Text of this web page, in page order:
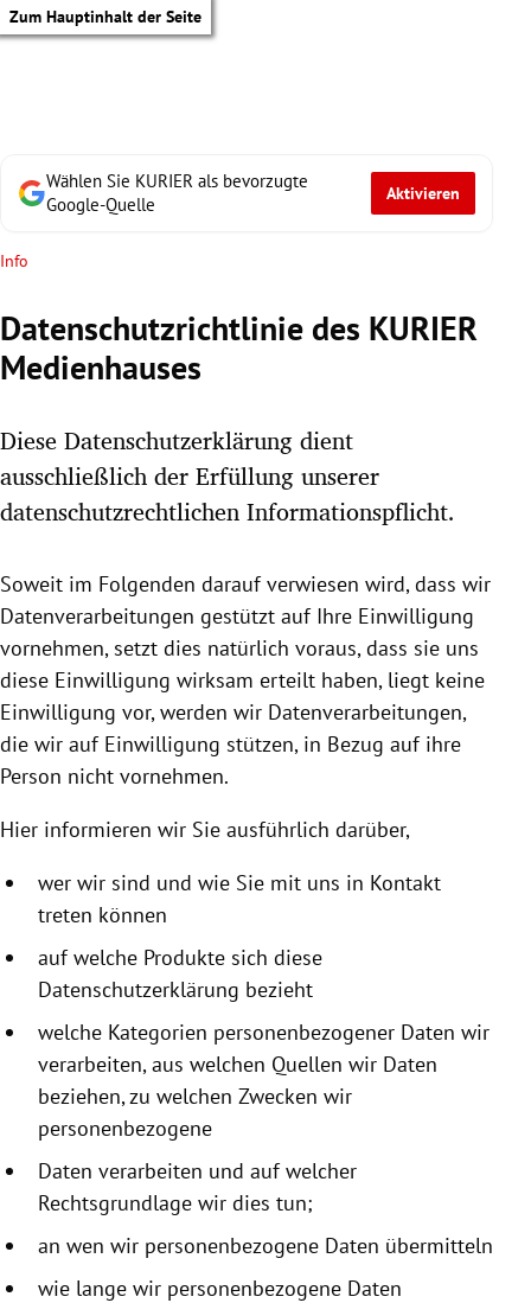
Zum Hauptinhalt der Seite
Untermenü
Untermenü
Untermenü
Untermenü
Untermenü
Untermenü
Untermenü
Untermenü
Wählen Sie KURIER als bevorzugte
Google-Quelle
Aktivieren
Info
Datenschutzrichtlinie des KURIER
Medienhauses
Diese Datenschutzerklärung dient
ausschließlich der Erfüllung unserer
datenschutzrechtlichen Informationspflicht.
Soweit im Folgenden darauf verwiesen wird, dass wir
Datenverarbeitungen gestützt auf Ihre Einwilligung
vornehmen, setzt dies natürlich voraus, dass sie uns
diese Einwilligung wirksam erteilt haben, liegt keine
Einwilligung vor, werden wir Datenverarbeitungen,
die wir auf Einwilligung stützen, in Bezug auf ihre
Person nicht vornehmen.
Hier informieren wir Sie ausführlich darüber,
wer wir sind und wie Sie mit uns in Kontakt
treten können
auf welche Produkte sich diese
Datenschutzerklärung bezieht
welche Kategorien personenbezogener Daten wir
verarbeiten, aus welchen Quellen wir Daten
beziehen, zu welchen Zwecken wir
personenbezogene
Daten verarbeiten und auf welcher
Rechtsgrundlage wir dies tun;
an wen wir personenbezogene Daten übermitteln
wie lange wir personenbezogene Daten